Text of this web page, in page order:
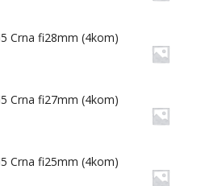
Crna fi28mm (4kom)
Crna fi27mm (4kom)
Crna fi25mm (4kom)